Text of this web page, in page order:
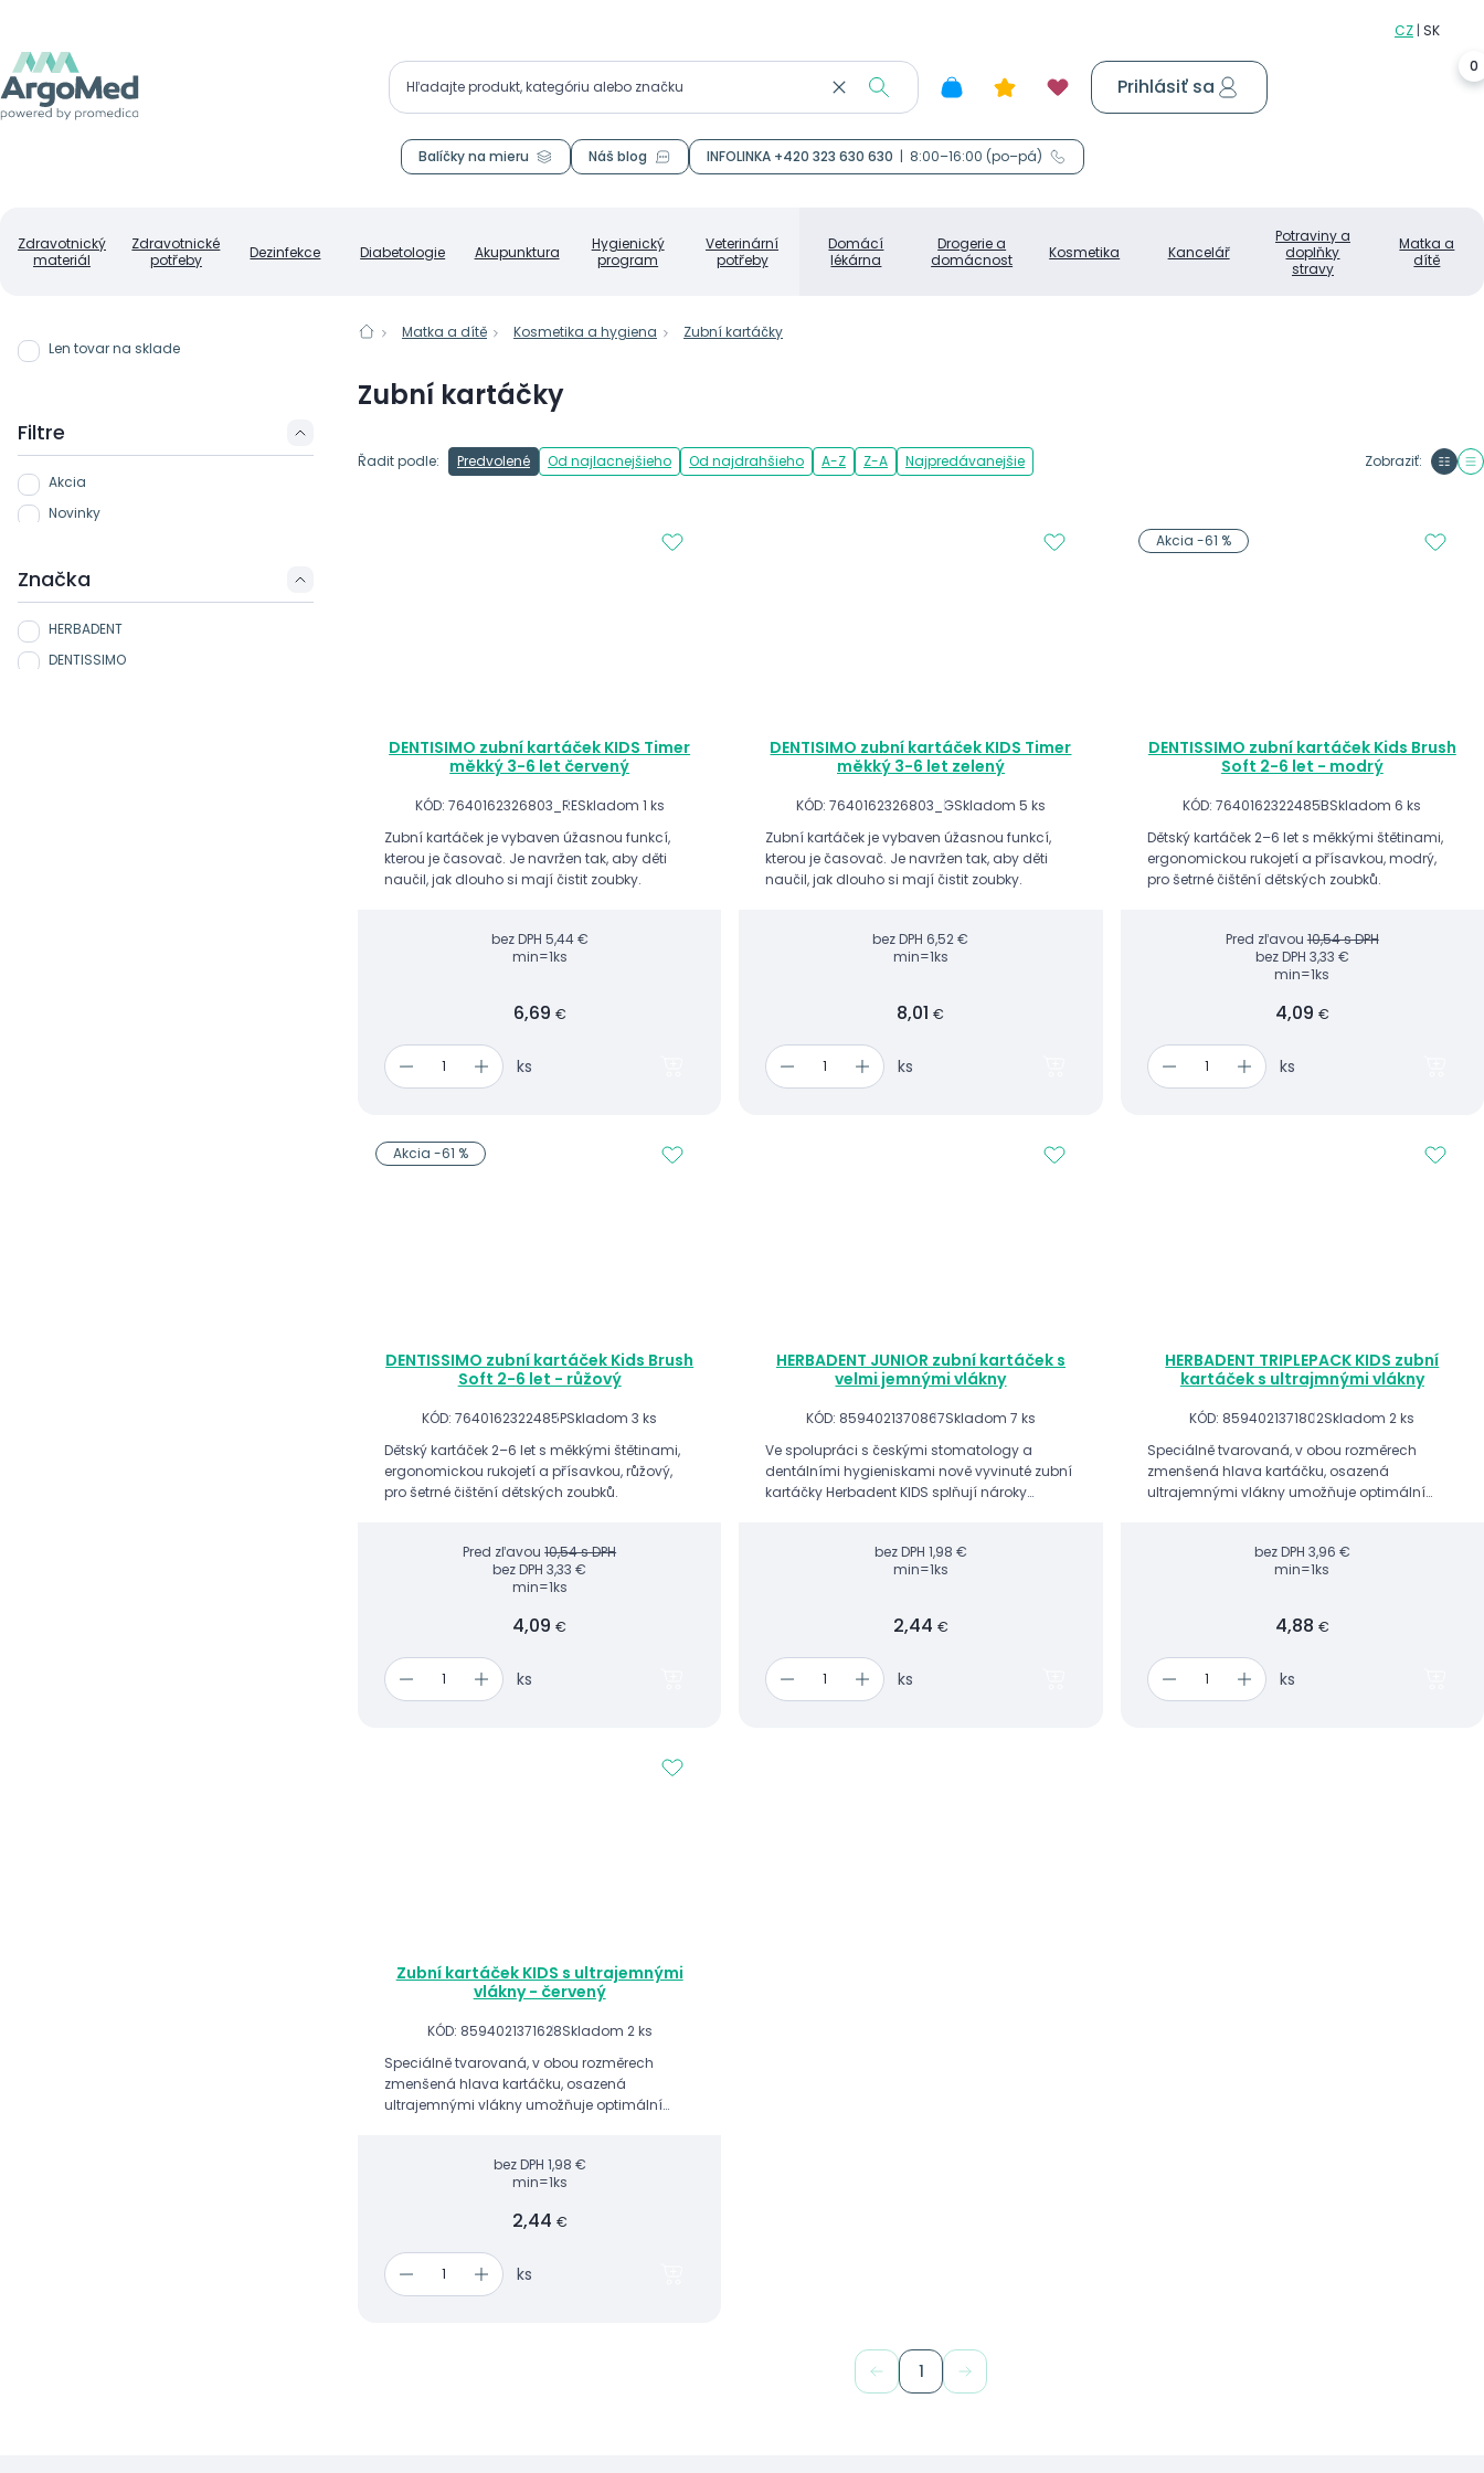
Zdravotnický
materiál
Zdravotnické
potřeby
Dezinfekce Diabetologie Akupunktura
Hygienický
program
Veterinární
potřeby
Domácí
lékárna
Drogerie a
domácnost
Kosmetika Kancelář
Potraviny a
doplňky
stravy
Matka a
dítě
0
Prihlásiť sa
Balíčky na mieru Náš blog INFOLINKA +420 323 630 630 8:00–16:00 (po–pá)
Len tovar na sklade
Filtre
Akcia
Novinky
Značka
HERBADENT
DENTISSIMO
Matka a dítě Kosmetika a hygiena Zubní kartáčky
Zubní kartáčky
Řadit podle: Predvolené Od najlacnejšieho Od najdrahšieho A-Z Z-A Najpredávanejšie Zobraziť:
DENTISIMO zubní kartáček KIDS Timer
měkký 3-6 let červený
KÓD: 7640162326803_RESkladom 1 ks
Zubní kartáček je vybaven úžasnou funkcí,
kterou je časovač. Je navržen tak, aby děti
naučil, jak dlouho si mají čistit zoubky.
bez DPH 5,44 €
min=1ks
6,69 €
ks
DENTISIMO zubní kartáček KIDS Timer
měkký 3-6 let zelený
KÓD: 7640162326803_GSkladom 5 ks
Zubní kartáček je vybaven úžasnou funkcí,
kterou je časovač. Je navržen tak, aby děti
naučil, jak dlouho si mají čistit zoubky.
bez DPH 6,52 €
min=1ks
8,01€
ks
DENTISSIMO zubní kartáček Kids Brush
Soft 2-6 let - modrý
KÓD: 7640162322485BSkladom 6 ks
Dětský kartáček 2–6 let s měkkými štětinami,
ergonomickou rukojetí a přísavkou, modrý,
pro šetrné čištění dětských zoubků.
Pred zľavou10,54 s DPH
bez DPH 3,33 €
min=1ks
4,09 €
ks
Akcia -61 %
DENTISSIMO zubní kartáček Kids Brush
Soft 2-6 let - růžový
KÓD: 7640162322485PSkladom 3 ks
Dětský kartáček 2–6 let s měkkými štětinami,
ergonomickou rukojetí a přísavkou, růžový,
pro šetrné čištění dětských zoubků.
Pred zľavou10,54 s DPH
bez DPH 3,33 €
min=1ks
4,09€
ks
Akcia -61 %
HERBADENT JUNIOR zubní kartáček s
velmi jemnými vlákny
KÓD: 8594021370867Skladom 7 ks
Ve spolupráci s českými stomatology a
dentálními hygieniskami nově vyvinuté zubní
kartáčky Herbadent KIDS splňují nároky
bez DPH 1,98 €
min=1ks
2,44 €
ks
HERBADENT TRIPLEPACK KIDS zubní
kartáček s ultrajmnými vlákny
KÓD: 8594021371802Skladom 2 ks
Speciálně tvarovaná, v obou roz­měrech
zmenšená hlava kartáčku, osazená
ultrajemnými vlákny umožňuje opti­mální
bez DPH 3,96 €
min=1ks
4,88 €
ks
Zubní kartáček KIDS s ultrajemnými
vlákny - červený
KÓD: 8594021371628Skladom 2 ks
Speciálně tvarovaná, v obou roz­měrech
zmenšená hlava kartáčku, osazená
ultrajemnými vlákny umožňuje opti­mální
bez DPH 1,98 €
min=1ks
2,44 €
ks
1